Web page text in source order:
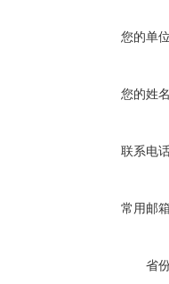
您的单位
您的姓名
联系电话
常用邮箱
省